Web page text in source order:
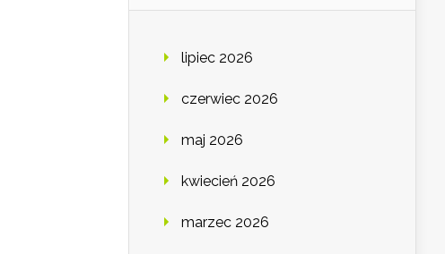
lipiec 2026
czerwiec 2026
maj 2026
kwiecień 2026
marzec 2026